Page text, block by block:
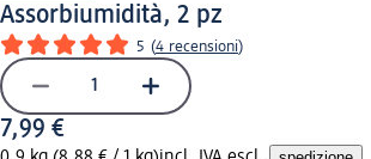
Assorbiumidità, 2 pz
5 (4 recensioni)
7,99 €